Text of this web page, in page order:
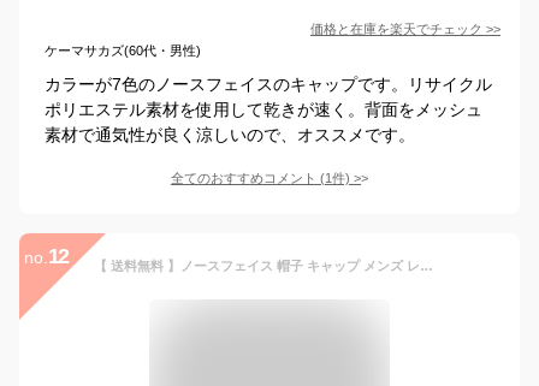
価格と在庫を楽天でチェック >>
ケーマサカズ(60代・男性)
カラーが7色のノースフェイスのキャップです。リサイクル
ポリエステル素材を使用して乾きが速く。背面をメッシュ
素材で通気性が良く涼しいので、オススメです。
全てのおすすめコメント (1件) >
no. 12 【 送料無料 】ノースフェイス 帽子 キャップ メンズ レディース フリーサイズ ユニセックス ジュニア キッズ 子供 THE NORTH FACE 66 classic NF0A4VSV シンプル ベースポールキャップ 黒 ブラック カーキ サイズ調整 海外仕様